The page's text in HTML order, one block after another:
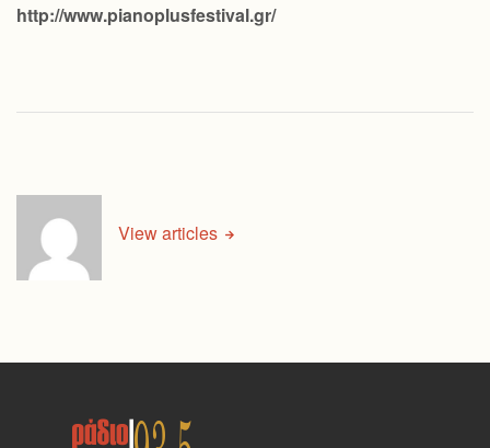
http://www.pianoplusfestival.gr/
View articles